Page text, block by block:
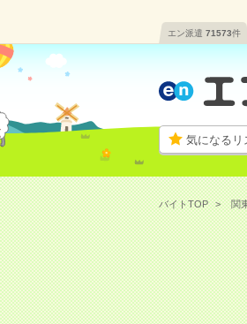
エン派遣 71573件
気になるリ
バイトTOP 関